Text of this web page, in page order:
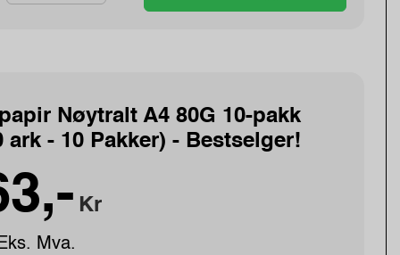
Nøytralt A4 80G 10-pakk
ark - 10 Pakker) - Bestselger!
Kr
Mva.